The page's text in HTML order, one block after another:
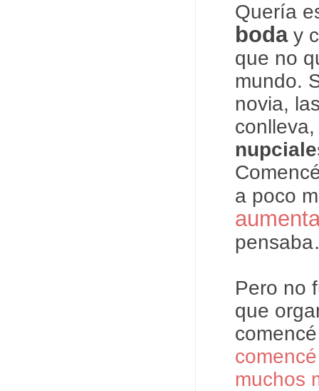
Quería
boday
que no
mundo.
novia,
a poco
Pero no
que
muchos